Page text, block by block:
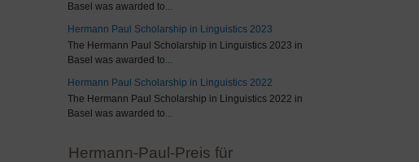
Basel was awarded to...
Hermann Paul Scholarship in Linguistics 2023
The Hermann Paul Scholarship in Linguistics 2023 in
Basel was awarded to...
Hermann Paul Scholarship in Linguistics 2022
The Hermann Paul Scholarship in Linguistics 2022 in
Basel was awarded to...
Hermann-Paul-Preis für